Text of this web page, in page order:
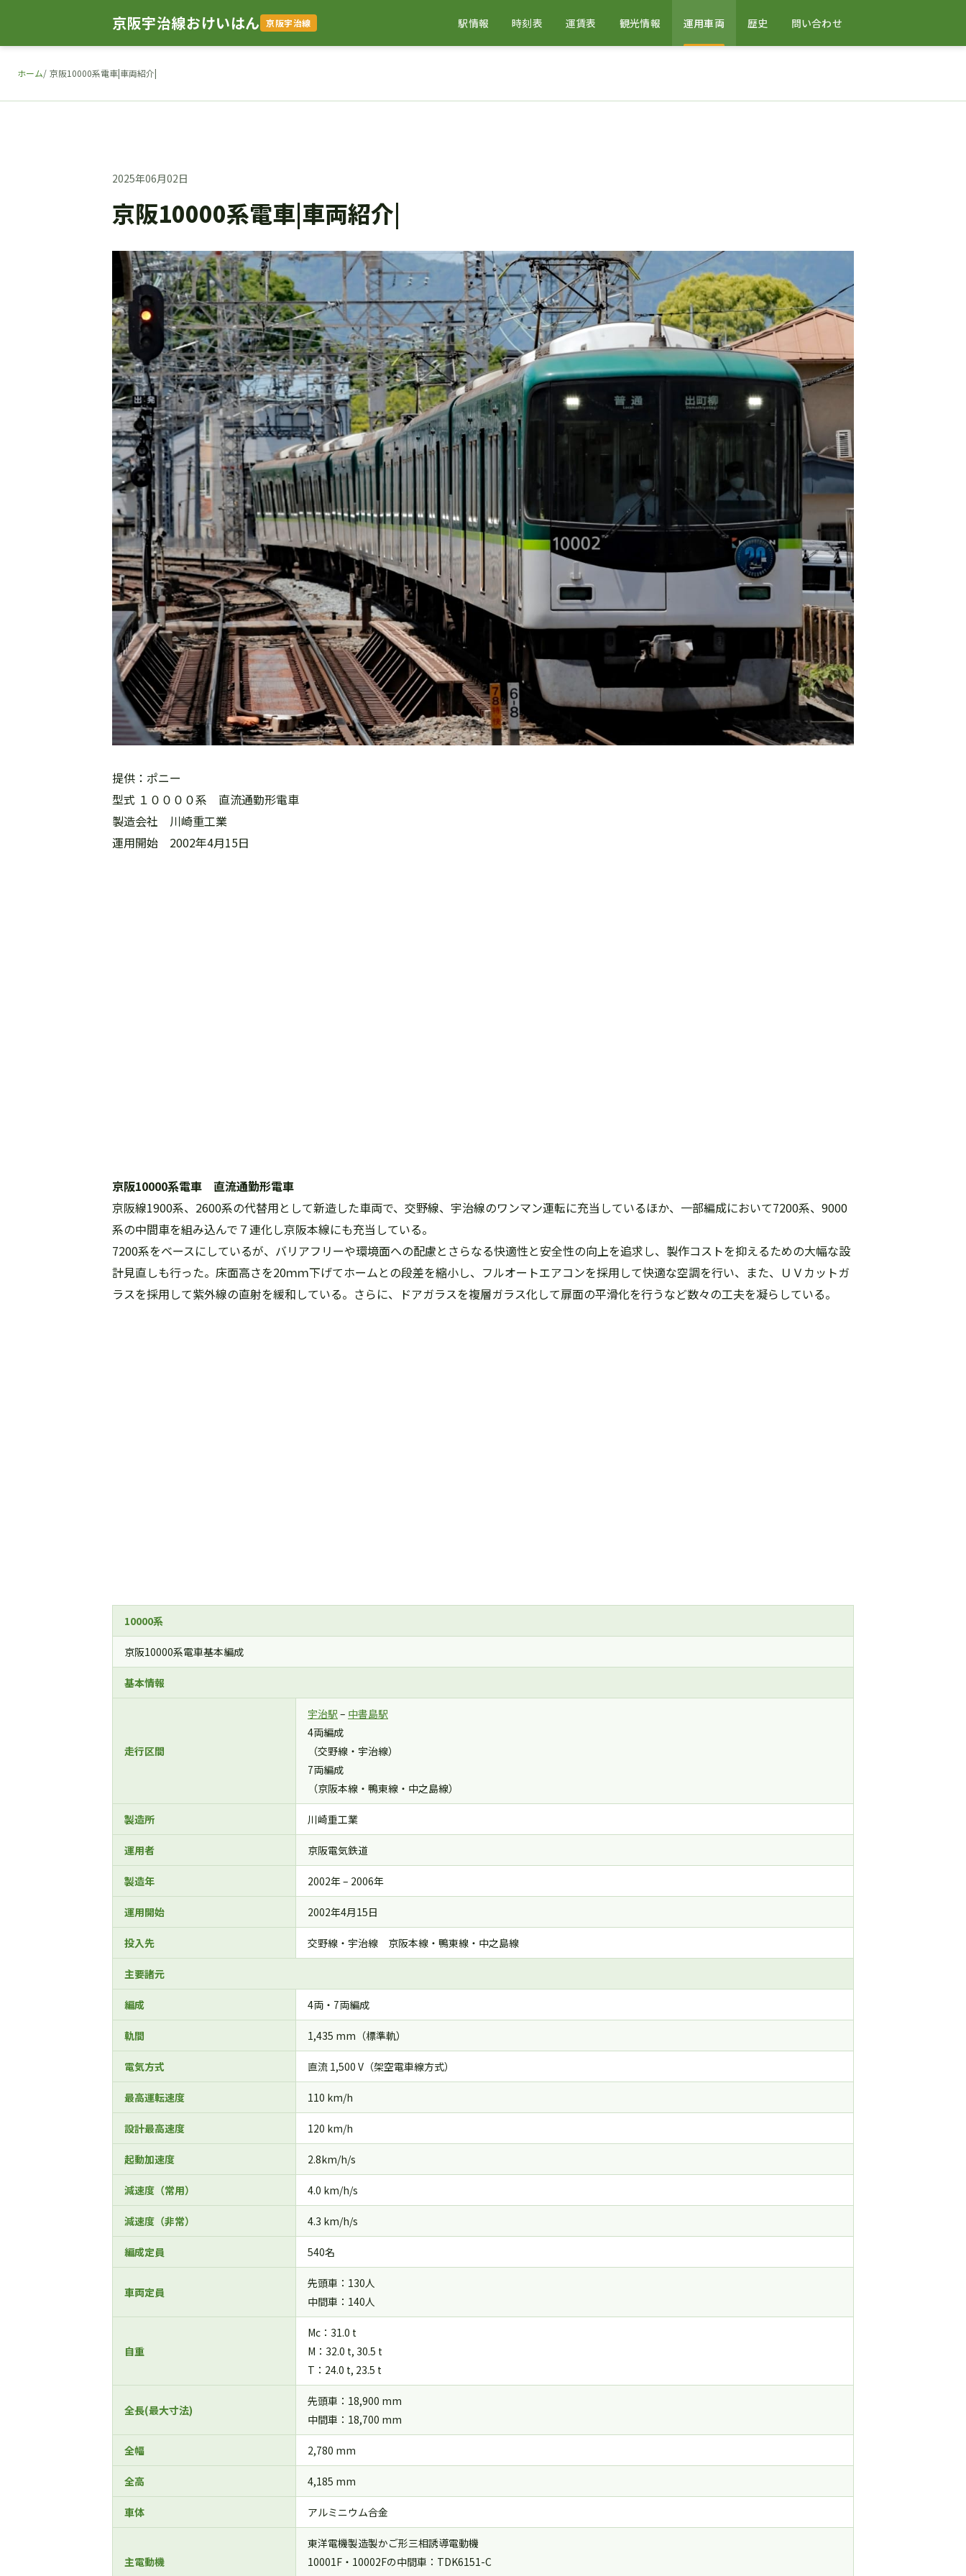
京阪宇治線おけいはん 京阪宇治線 駅情報 時刻表 運賃表 観光情報 運用車両 歴史 問い合わせ
ホーム 京阪10000系電車|車両紹介|
2025年06月02日
京阪10000系電車|車両紹介|
提供：ポニー
型式 １００００系 直流通勤形電車
製造会社 川崎重工業
運用開始 2002年4月15日
京阪10000系電車 直流通勤形電車
京阪線1900系、2600系の代替用として新造した車両で、交野線、宇治線のワンマン運転に充当しているほか、一部編成において7200系、9000
系の中間車を組み込んで７連化し京阪本線にも充当している。
7200系をベースにしているが、バリアフリーや環境面への配慮とさらなる快適性と安全性の向上を追求し、製作コストを抑えるための大幅な設
計見直しも行った。床面高さを20ｍｍ下げてホームとの段差を縮小し、フルオートエアコンを採用して快適な空調を行い、また、ＵＶカットガ
ラスを採用して紫外線の直射を緩和している。さらに、ドアガラスを複層ガラス化して扉面の平滑化を行うなど数々の工夫を凝らしている。
10000系
京阪10000系電車基本編成
基本情報
走行区間
宇治駅 – 中書島駅
4両編成
（交野線・宇治線）
7両編成
（京阪本線・鴨東線・中之島線）
製造所 川崎重工業
運用者 京阪電気鉄道
製造年 2002年 – 2006年
運用開始 2002年4月15日
投入先 交野線・宇治線 京阪本線・鴨東線・中之島線
主要諸元
編成 4両・7両編成
軌間 1,435 mm（標準軌）
電気方式 直流 1,500 V（架空電車線方式）
最高運転速度 110 km/h
設計最高速度 120 km/h
起動加速度 2.8km/h/s
減速度（常用） 4.0 km/h/s
減速度（非常） 4.3 km/h/s
編成定員 540名
車両定員
先頭車：130人
中間車：140人
自重
Mc：31.0 t
M：32.0 t, 30.5 t
T：24.0 t, 23.5 t
全長(最大寸法)
先頭車：18,900 mm
中間車：18,700 mm
全幅 2,780 mm
全高 4,185 mm
車体 アルミニウム合金
主電動機
東洋電機製造製かご形三相誘導電動機
10001F・10002Fの中間車：TDK6151-C